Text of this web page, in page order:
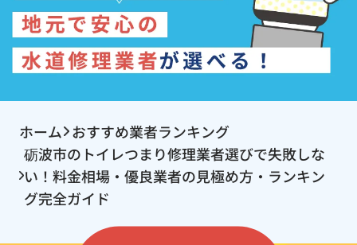
ホーム おすすめ業者ランキング
砺波市のトイレつまり修理業者選びで失敗しな
い！料金相場・優良業者の見極め方・ランキン
グ完全ガイド